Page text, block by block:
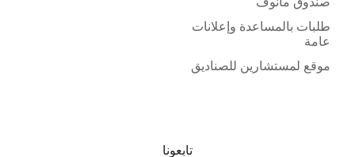
طلبات بالمساعدة وإعلانات
عامة
موقع لمستشارين للصناديق
تابِعونا